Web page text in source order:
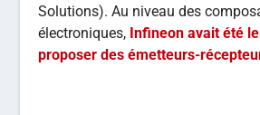
Solutions). Au niveau des
électroniques, Infineon avait été
proposer des émetteurs-